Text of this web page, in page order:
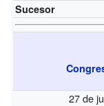
Sucesor
27 de